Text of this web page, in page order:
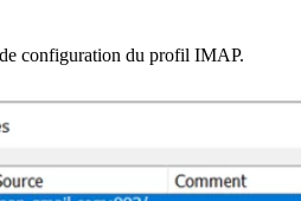
de configuration du profil IMAP.